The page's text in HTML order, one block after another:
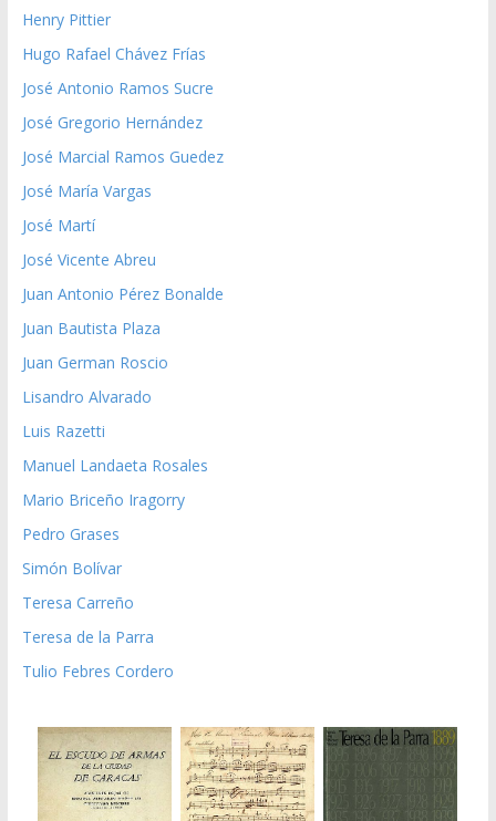
Henry Pittier
Hugo Rafael Chávez Frías
José Antonio Ramos Sucre
José Gregorio Hernández
José Marcial Ramos Guedez
José María Vargas
José Martí
José Vicente Abreu
Juan Antonio Pérez Bonalde
Juan Bautista Plaza
Juan German Roscio
Lisandro Alvarado
Luis Razetti
Manuel Landaeta Rosales
Mario Briceño Iragorry
Pedro Grases
Simón Bolívar
Teresa Carreño
Teresa de la Parra
Tulio Febres Cordero